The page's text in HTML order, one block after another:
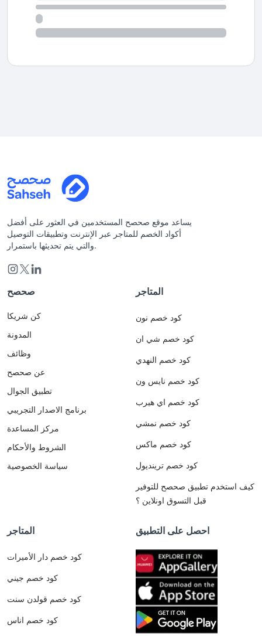
يساعد موقع صحصح المستخدمين في العثور على أفضل
أكواد الخصم للمتاجر عبر الإنترنت وتطبيقات التوصيل
والتي يتم تحديثها باستمرار.
صحصح
كن شريكا
المدونة
وظائف
عن صحصح
تطبيق الجوال
برنامج الاصدار التجريبي
مركز المساعدة
الشروط والأحكام
سياسة الخصوصية
المتاجر
كود خصم نون
كود خصم شي ان
كود خصم النهدي
كود خصم نايس ون
كود خصم اي هيرب
كود خصم نمشي
كود خصم ماكس
كود خصم ترينديول
كيف استخدم تطبيق صحصح للتوفير
قبل التسوق اونلاين ؟
المتاجر
كود خصم دار الأميرات
كود خصم جيني
كود خصم قولدن سنت
كود خصم اناس
احصل على التطبيق